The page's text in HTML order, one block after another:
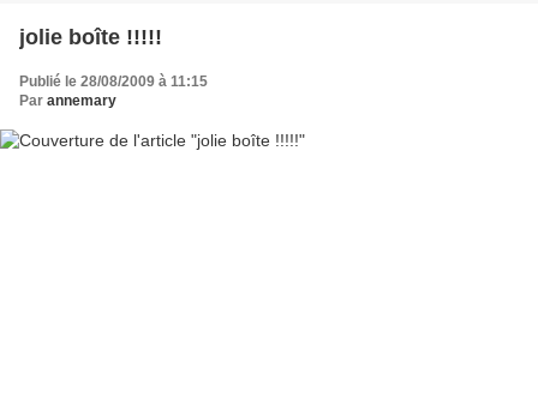
jolie boîte !!!!!
Publié le 28/08/2009 à 11:15
Par annemary